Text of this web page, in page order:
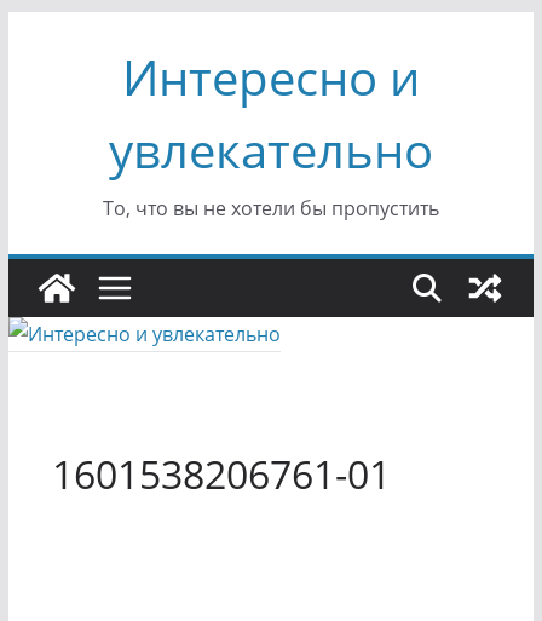
содержимомуИнтересно и
увлекательно
То, что вы не хотели бы пропустить
1601538206761-01